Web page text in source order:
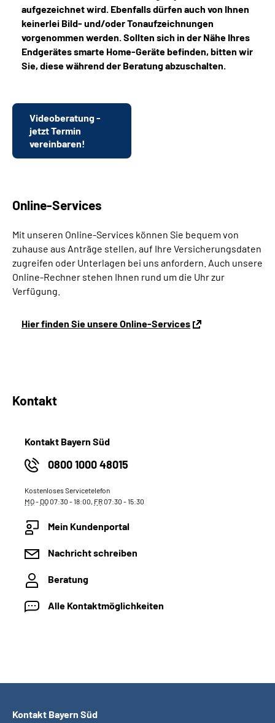
aufgezeichnet wird. Ebenfalls dürfen auch von Ihnen
keinerlei Bild- und/oder Tonaufzeichnungen
vorgenommen werden. Sollten sich in der Nähe Ihres
Endgerätes smarte Home-Geräte befinden, bitten wir
Sie, diese während der Beratung abzuschalten.
Videoberatung -
jetzt Termin
vereinbaren!
Online-Services
Mit unseren Online-Services können Sie bequem von
zuhause aus Anträge stellen, auf Ihre Versicherungsdaten
zugreifen oder Unterlagen bei uns anfordern. Auch unsere
Online-Rechner stehen Ihnen rund um die Uhr zur
Verfügung.
Hier finden Sie unsere Online-Services
Kontakt
Kontakt Bayern Süd
0800 1000 48015
Kostenloses Servicetelefon
MO- DO07:30 - 18:00, FR07:30 - 15:30
Mein Kundenportal
Nachricht schreiben
Beratung
Alle Kontaktmöglichkeiten
Kontakt Bayern Süd